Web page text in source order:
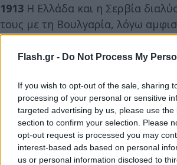
Flash.gr - Do Not Process My
If you wish to opt-out of the sale, sharing
processing of your personal or sensitive
targeted advertising by us, please use the
section to confirm your selection. Please
opt-out request is processed you may
interest-based ads based on personal
us or personal information disclosed to
1913 Η Ελλάδα και η Σερβία
τους με τη Βουλγαρία, λόγω
συνόρων στην περιοχή της
Θράκης.
1914Βόρεια Ήπειρος, η φάλαγγα
Παύλου Γύπαρη απελευθερώνει
στρατός της αυτόνομης Β.
τη Μοσχόπολη.